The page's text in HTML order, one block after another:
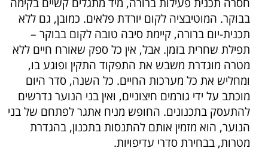
בבוקר. המוטיבציה לקום יורדת פלאים. כמובן, גם ללא
תכנית-יום ברורה, קיימת סיבה טובה לקום בבוקר –
תפילת שחרית בזמן. אבל, אין כל ספק שאורח חיים ללא
מטרה מוגדרת משבש את התפקוד התקין ופוגע בו,
ומחליש את כל מערכות החיים. כל השנה, סדר היום
מוכתב על ידי גורמים חיצוניים, ואין בני הנוער נדרשים
להתעסק בתכנונים. החופש מניח אתגר לפתחם של בני
הנוער, הוא מזמין אותם להתנסות בתכנון, בהגדרת
מטרות, בבחירת סדרי עדיפויות.